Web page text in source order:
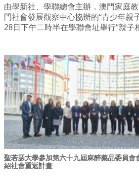
由學新社、學聯總會主辦，澳門家庭
門社會發展觀察中心協辦的“青少年親
28日下午二時半在學聯會址舉行“親子
聖若瑟大學參加第六十九屆麻醉藥品委員會
紹社會重返計畫